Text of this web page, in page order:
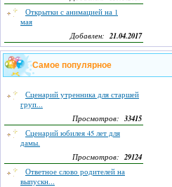
Открытки с анимацией на 1
мая
Добавлен:21.04.2017
Самое популярное
Сценарий утренника для старшей
груп...
Просмотров: 33415
Сценарий юбилея 45 лет для
дамы.
Просмотров:29124
Ответное слово родителей на
выпускн...